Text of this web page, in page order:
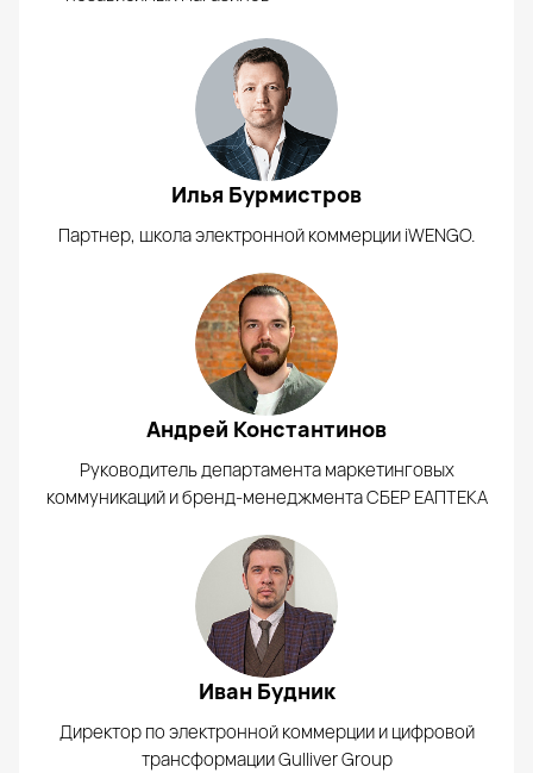
Илья Бурмистров
Партнер, школа электронной коммерции iWENGO.
Андрей Константинов
Руководитель департамента маркетинговых
коммуникаций и бренд-менеджмента СБЕР ЕАПТЕКА
Иван Будник
Директор по электронной коммерции и цифровой
трансформации Gulliver Group